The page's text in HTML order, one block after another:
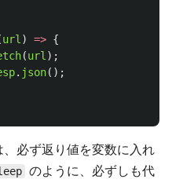
url ) => {
(url );
. json();
、必ず返り値を変数に入れ
のように、必ずしも代